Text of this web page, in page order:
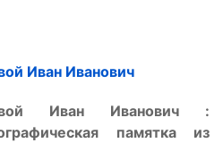
Иван Иванович
Иван Иванович :
памятка из